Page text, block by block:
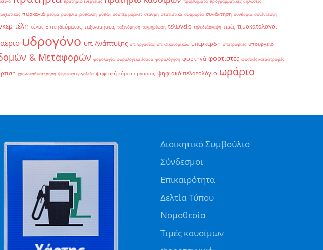
πυρκαγιά ρεύμα ρούβλια ρύπανση ρύποι σούπερ μάρκετ στάθμη στατιστικά συμμορία συνάντηση συνέδριο συνέντευξη
τέλη τέλος Επιτηδεύματος ταξινομήσεις ταξινόμηση τεκμηρίωση τελωνείο τηλεδιάσκεψη τιμές τιμοκατάλογοι
υδρογόνο υπ. Ανάπτυξης υπ. Εργασίας υπ. Οικονομικών υπερκέρδη υποτροφίες υπουργείο
& Μεταφορών φορολογία φορολογικά έσοδα φορολόγηση φορτηγά φορτιστές φυσικές καταστροφές
χρονοκαθυστέρηση ψηφιακά εργαλεία ψηφιακή κάρτα εργασίας ψηφιακό πελατολόγιο ωράριο
Διοικητικό Συμβούλιο
Σύνδεσμοι
Επικαιρότητα
Δελτία Τύπου
Νομοθεσία
Τιμές καυσίμων